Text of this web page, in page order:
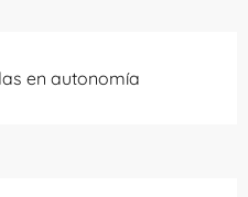
en autonomía